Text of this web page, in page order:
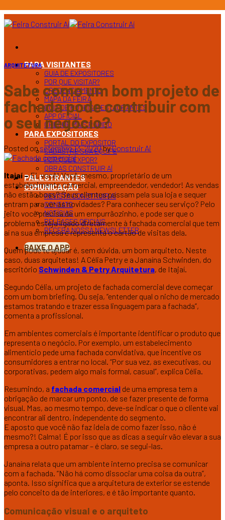
Ir
para
conteúdo
PARA VISITANTES
GUIA DE EXPOSITORES
POR QUE VISITAR?
CREDENCIAMENTO
MAPA DA FEIRA
GUIA DE HOTEIS/RESTAURANTES
APP OFICIAL
CHEGUE MAIS RÁPIDO
PARA EXPOSITORES
PORTAL DO EXPOSITOR
CADASTRE SUA EQUIPE
POR QUE EXPOR?
OBRAS CONSTRUIR AÍ
PALESTRANTES
COMUNICAÇÃO
REVISTA CONSTRUIR AÍ
CONTATO
NOTÍCIAS
RELEASES OFICIAIS
RECEBA NOSSA NEWSLETTER
BAIXE O APP
ARQUITETURA
Sabe como um bom projeto de
fachada pode contribuir com
o seu negócio?
Posted onsetembro 13, 2020byConstruir Ai
Itajaí –Ei, você! Você, mesmo, proprietário de um
estabelecimento comercial, empreendedor, vendedor! As vendas
não estão boas? Seus clientes passam pela sua loja e sequer
entram para ver as novidades? Para conhecer seu serviço? Pelo
jeito você precisa de um empurrãozinho, e pode ser que o
problema esteja ligado diretamente à fachada comercial que tem
aí na sua empresa e representa o cartão de visitas dela.
Quem pode te ajudar é, sem dúvida, um bom arquiteto. Neste
caso, duas arquitetas! A Célia Petry e a Janaína Schwinden, do
escritório Schwinden & Petry Arquitetura, de Itajaí.
Segundo Célia, um projeto de fachada comercial deve começar
com um bom briefing. Ou seja, “entender qual o nicho de mercado
estamos tratando e trazer essa linguagem para a fachada”,
comenta a profissional.
Em ambientes comerciais é importante identificar o produto que
representa o negócio. Por exemplo, um estabelecimento
alimentício pede uma fachada convidativa, que incentive os
consumidores a entrar no local. “Por sua vez, as executivas, ou
corporativas, pedem algo mais formal, casual”, explica Célia.
Resumindo, a fachada comercial de uma empresa tem a
obrigação de marcar um ponto, de se fazer presente de forma
visual. Mas, ao mesmo tempo, deve-se indicar o que o cliente vai
encontrar ali dentro, independente do segmento.
E aposto que você não faz ideia de como fazer isso, não é
mesmo?! Calma! É por isso que as dicas a seguir vão elevar a sua
empresa a outro patamar – é claro, se segui-las.
Janaína relata que um ambiente interno precisa se comunicar
com a fachada. “Não há como dissociar uma coisa da outra”,
aponta. Isso significa que a arquitetura de exterior se estende
pelo conceito da de interiores, e é tão importante quanto.
Comunicação visual e o arquiteto